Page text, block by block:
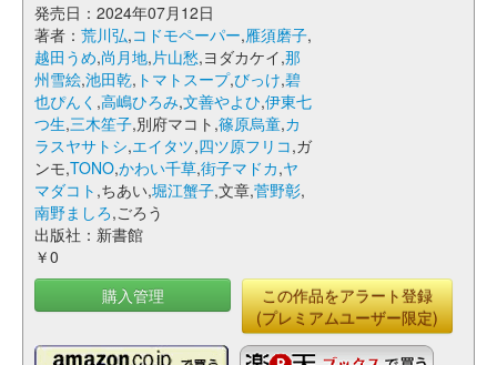
発売日：2024年07月12日
著者： 荒川弘,コドモペーパー,雁須磨子,
越田うめ,尚月地,片山愁,ヨダカケイ,那
州雪絵,池田乾, トマトスープ,びっけ,碧
也ぴんく ,高嶋ひろみ,文善やよひ,伊東七
つ生,三木笙子,別府マコト,篠原烏童,カ
ラスヤサトシ,エイタツ,四ツ原フリコ,ガ
ンモ,TONO,かわい千草,街子マドカ,ヤ
マダコト ,ちあい,堀江蟹子,文章,菅野彰,
南野ましろ,ごろう
出版社：新書館
￥0
購入管理
この作品をアラート登録
(プレミアムユーザー限定)